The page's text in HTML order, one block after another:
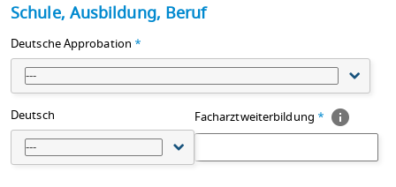
Schule, Ausbildung, Beruf
Deutsche Approbation *
---
Deutsch
---
Facharztweiterbildung *